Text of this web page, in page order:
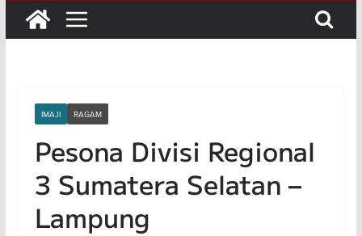
IMAJI RAGAM
Pesona Divisi Regional
3 Sumatera Selatan –
Lampung